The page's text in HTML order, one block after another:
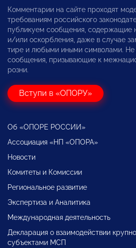
Комментарии на сайте проходят
требованиям российского
публикуем сообщения, содержащие
и/или оскорбления, даже в случае
тире и любыми иными символами. Не
сообщения, призывающие к
розни.
Вступи в «ОПОРУ»
Об «ОПОРЕ РОССИИ»
Ассоциация «НП «ОПОРА»
Новости
Комитеты и Комиссии
Региональное развитие
Экспертиза и Аналитика
Международная деятельность
Декларация о взаимодействии
субъектами МСП